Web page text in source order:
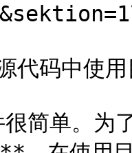
码中使用
简单。为